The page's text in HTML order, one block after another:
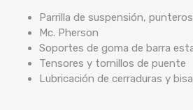
Parrilla de suspensión,
Mc. Pherson
Soportes de goma de barra
Tensores y tornillos de puente
Lubricación de cerraduras y